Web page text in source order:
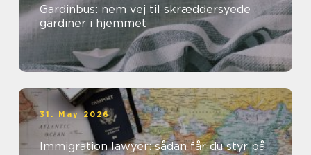
Gardinbus: nem vej til skræddersyede
gardiner i hjemmet
31. May 2026
Immigration lawyer: sådan får du styr på